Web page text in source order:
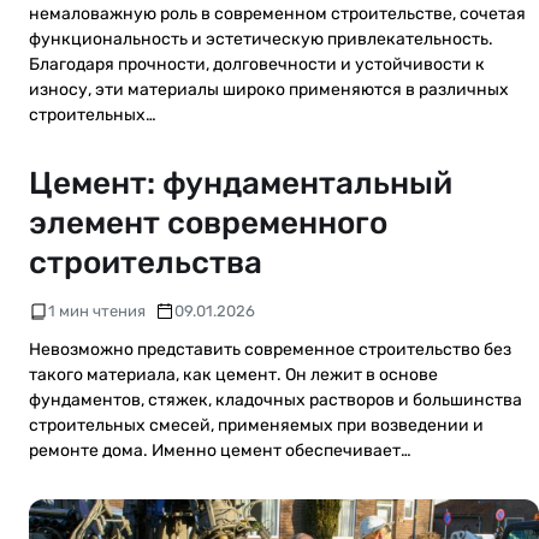
немаловажную роль в современном строительстве, сочетая
функциональность и эстетическую привлекательность.
Благодаря прочности, долговечности и устойчивости к
износу, эти материалы широко применяются в различных
строительных…
Цемент: фундаментальный
элемент современного
строительства
1 мин чтения 09.01.2026
Невозможно представить современное строительство без
такого материала, как цемент. Он лежит в основе
фундаментов, стяжек, кладочных растворов и большинства
строительных смесей, применяемых при возведении и
ремонте дома. Именно цемент обеспечивает…